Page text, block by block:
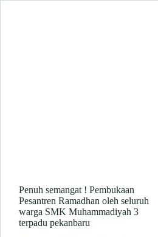
Penuh semangat ! Pembukaan
Pesantren Ramadhan oleh seluruh
warga SMK Muhammadiyah 3
terpadu pekanbaru